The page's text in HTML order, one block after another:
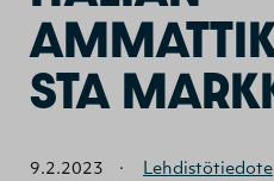
STA
9.2.2023 · Lehdistötiedote